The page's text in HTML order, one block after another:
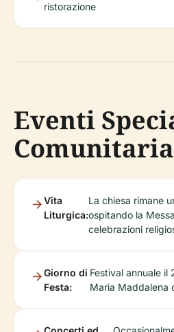
ristorazione
Eventi
Comunitaria
Vita
Liturgica:
La chiesa rimane
ospitando la
celebrazioni
Giorno di
Festa:
Festival annuale il
Maria Maddalena